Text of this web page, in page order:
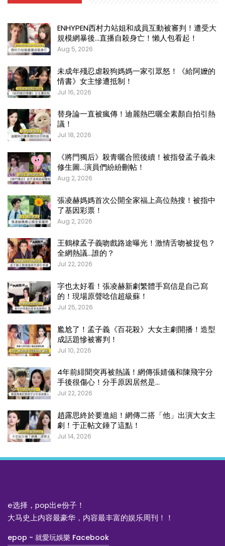
ENHYPEN西村力站姐和成員互動被審判！遭受大
規模網暴後…直播自殺身亡！懶人包看起！
Aug 5, 2026
未成年殘忍虐殺狗媽媽一家引眾怒！《給阿嬤的
情書》女主慘遭抵制！
Jul 16, 2026
替身論一直被瘋傳！迪麗熱巴曬全素顏自拍引熱
議！
Jul 18, 2026
《將門獨后》殺青曬合照後續！被指發孟子義未
修生圖…演員們紛紛刪帖！
Aug 2, 2026
張凌赫媽媽首次公開全家福上高位熱搜！被指中
了基因彩票！
Aug 2, 2026
王鶴棣孟子義吻戲路途曝光！激情舌吻被捉包？
全網熱議…誰的？
Jul 22, 2026
字也太好看！張凌赫新劇繁體手寫信是自己寫
的！現場原聲唸信超級蘇！
Jul 25, 2026
尷尬了！孟子義《百花殺》大女主劇開播！造型
成話題慘被審判！
Jul 10, 2026
4年前緋聞突再被熱議！網傳張婧儀和陳飛宇分
手後很傷心！分手原因居然是…
Jul 22, 2026
趙露思終於要進組！網傳二搭「他」出演大女主
劇！于正帖文錘了這點！
Jul 14, 2026
e选择，pop出e份子！
大马史上内容最豪华，内容最丰富的娱乐周刊！！
epop - 就愛玩娛樂 Facebook